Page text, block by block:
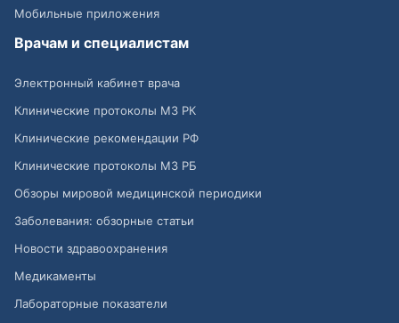
Мобильные приложения
Врачам и специалистам
Электронный кабинет врача
Клинические протоколы МЗ РК
Клинические рекомендации РФ
Клинические протоколы МЗ РБ
Обзоры мировой медицинской периодики
Заболевания: обзорные статьи
Новости здравоохранения
Медикаменты
Лабораторные показатели